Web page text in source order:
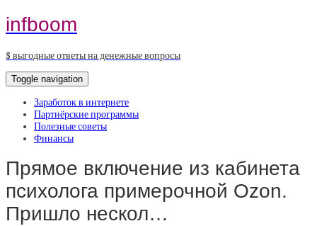
infboom
$ выгодные ответы на денежные вопросы
Toggle navigation
Заработок в интернете
Партнёрские программы
Полезные советы
Финансы
Прямое включение из кабинета
психолога примерочной Ozon.
Пришло нескол…